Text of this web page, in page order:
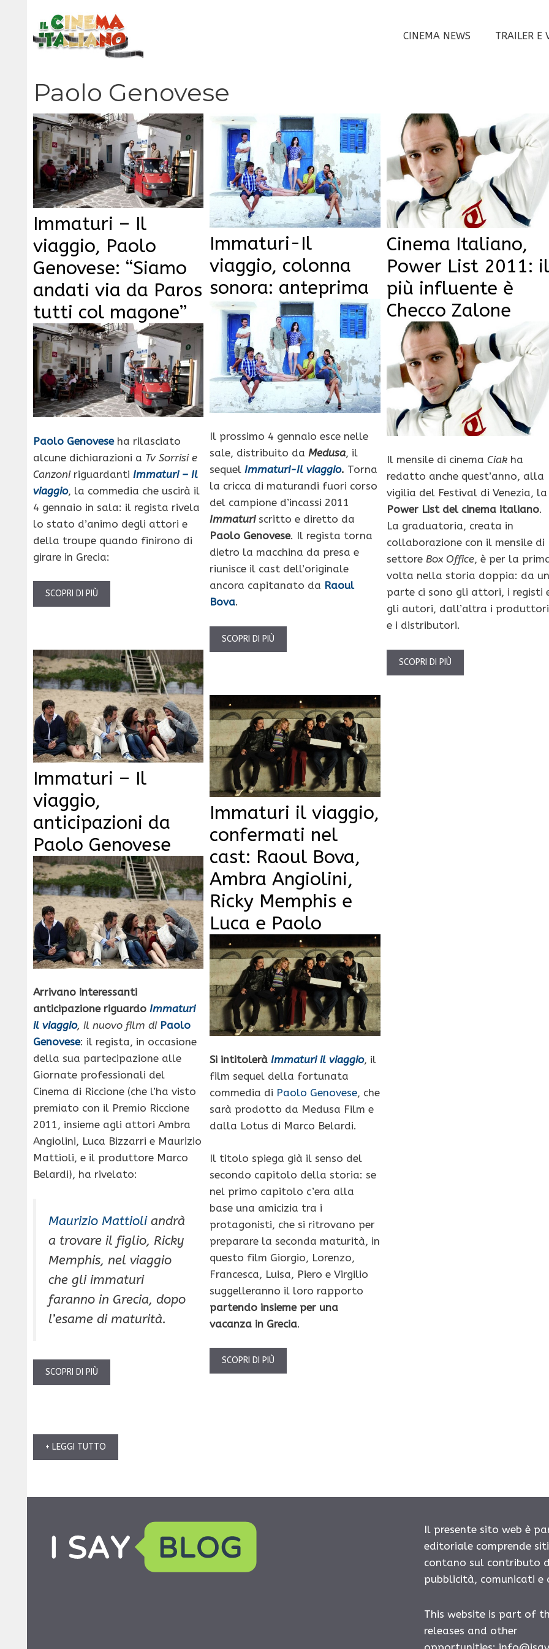
contenuto
CINEMA NEWS TRAILER E
Paolo Genovese
Immaturi – Il
viaggio, Paolo
Genovese: “Siamo
andati via da Paros
tutti col magone”
Paolo Genoveseha rilasciato
alcune dichiarazioni a Tv Sorrisi e
Canzoniriguardanti Immaturi – Il
viaggio, la commedia che uscirà il
4 gennaio in sala: il regista rivela
lo stato d’animo degli attori e
della troupe quando finirono di
girare in Grecia:
SCOPRI DI PIÙ
Immaturi-Il
viaggio, colonna
sonora: anteprima
Il prossimo 4 gennaio esce nelle
sale, distribuito daMedusa, il
sequel Immaturi-Il viaggio. Torna
la cricca di maturandi fuori corso
del campione d’incassi 2011
Immaturiscritto e diretto da
Paolo Genovese. Il regista torna
dietro la macchina da presa e
riunisce il cast dell’originale
ancora capitanato da Raoul
Bova.
SCOPRI DI PIÙ
Cinema Italiano,
Power List 2011: il
più influente è
Checco Zalone
Il mensile di cinema Ciakha
redatto anche quest’anno, alla
vigilia del Festival di Venezia, la
Power List del cinema italiano.
La graduatoria, creata in
collaborazione con il mensile di
settore Box Office, è per la
volta nella storia doppia: da
parte ci sono gli attori, i registi
gli autori, dall’altra i produttori
e i distributori.
SCOPRI DI PIÙ
Immaturi – Il
viaggio,
anticipazioni da
Paolo Genovese
Arrivano interessanti
anticipazione riguardo Immaturi
il viaggio, il nuovo film di Paolo
Genovese: il regista, in occasione
della sua partecipazione alle
Giornate professionali del
Cinema di Riccione (che l’ha visto
premiato con il Premio Riccione
2011, insieme agli attori Ambra
Angiolini, Luca Bizzarri e Maurizio
Mattioli, e il produttore Marco
Belardi), ha rivelato:
Maurizio Mattioliandrà
a trovare il figlio, Ricky
Memphis, nel viaggio
che gli immaturi
faranno in Grecia, dopo
l’esame di maturità.
SCOPRI DI PIÙ
Immaturi il viaggio,
confermati nel
cast: Raoul Bova,
Ambra Angiolini,
Ricky Memphis e
Luca e Paolo
Si intitoleràImmaturi il viaggio, il
film sequel della fortunata
commedia di Paolo Genovese, che
sarà prodotto da Medusa Film e
dalla Lotus di Marco Belardi.
Il titolo spiega già il senso del
secondo capitolo della storia: se
nel primo capitolo c’era alla
base una amicizia tra i
protagonisti, che si ritrovano per
preparare la seconda maturità, in
questo film Giorgio, Lorenzo,
Francesca, Luisa, Piero e Virgilio
suggelleranno il loro rapporto
partendo insieme per una
vacanza in Grecia.
SCOPRI DI PIÙ
+ LEGGI TUTTO
Il presente sito web è
editoriale comprende
contano sul contributo
pubblicità, comunicati e
This website is part of
releases and other